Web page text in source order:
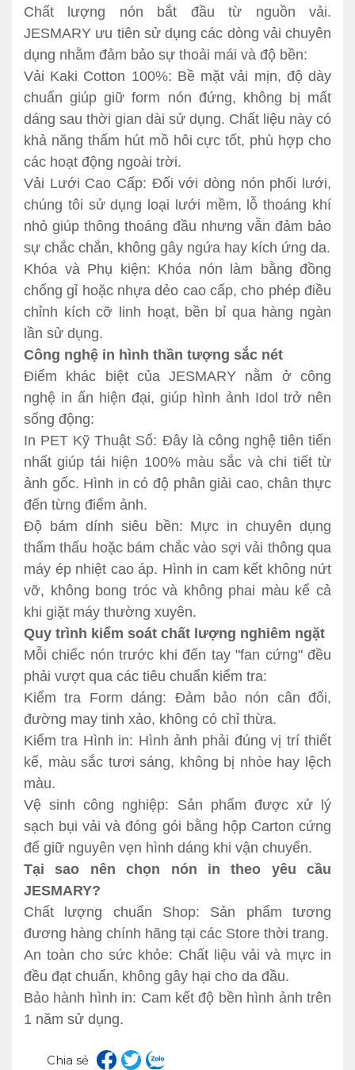
Chất lượng nón bắt đầu từ nguồn vải.
JESMARY ưu tiên sử dụng các dòng vải chuyên
dụng nhằm đảm bảo sự thoải mái và độ bền:
Vải Kaki Cotton 100%: Bề mặt vải mịn, độ dày
chuẩn giúp giữ form nón đứng, không bị mất
dáng sau thời gian dài sử dụng. Chất liệu này có
khả năng thấm hút mồ hôi cực tốt, phù hợp cho
các hoạt động ngoài trời.
Vải Lưới Cao Cấp: Đối với dòng nón phối lưới,
chúng tôi sử dụng loại lưới mềm, lỗ thoáng khí
nhỏ giúp thông thoáng đầu nhưng vẫn đảm bảo
sự chắc chắn, không gây ngứa hay kích ứng da.
Khóa và Phụ kiện: Khóa nón làm bằng đồng
chống gỉ hoặc nhựa dẻo cao cấp, cho phép điều
chỉnh kích cỡ linh hoạt, bền bỉ qua hàng ngàn
lần sử dụng.
Công nghệ in hình thần tượng sắc nét
Điểm khác biệt của JESMARY nằm ở công
nghệ in ấn hiện đại, giúp hình ảnh Idol trở nên
sống động:
In PET Kỹ Thuật Số: Đây là công nghệ tiên tiến
nhất giúp tái hiện 100% màu sắc và chi tiết từ
ảnh gốc. Hình in có độ phân giải cao, chân thực
đến từng điểm ảnh.
Độ bám dính siêu bền: Mực in chuyên dụng
thẩm thấu hoặc bám chắc vào sợi vải thông qua
máy ép nhiệt cao áp. Hình in cam kết không nứt
vỡ, không bong tróc và không phai màu kể cả
khi giặt máy thường xuyên.
Quy trình kiểm soát chất lượng nghiêm ngặt
Mỗi chiếc nón trước khi đến tay "fan cứng" đều
phải vượt qua các tiêu chuẩn kiểm tra:
Kiểm tra Form dáng: Đảm bảo nón cân đối,
đường may tinh xảo, không có chỉ thừa.
Kiểm tra Hình in: Hình ảnh phải đúng vị trí thiết
kế, màu sắc tươi sáng, không bị nhòe hay lệch
màu.
Vệ sinh công nghiệp: Sản phẩm được xử lý
sạch bụi vải và đóng gói bằng hộp Carton cứng
để giữ nguyên vẹn hình dáng khi vận chuyển.
Tại sao nên chọn nón in theo yêu cầu
JESMARY?
Chất lượng chuẩn Shop: Sản phẩm tương
đương hàng chính hãng tại các Store thời trang.
An toàn cho sức khỏe: Chất liệu vải và mực in
đều đạt chuẩn, không gây hại cho da đầu.
Bảo hành hình in: Cam kết độ bền hình ảnh trên
1 năm sử dụng.
Chia sẻ